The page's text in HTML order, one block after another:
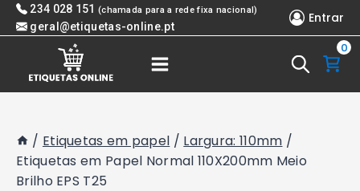
Skip 234 028 151 (chamada para a rede fixa nacional)
geral@etiquetas-online.pt
Entrar
0
/ Etiquetas em papel / Largura: 110mm /
Etiquetas em Papel Normal 110X200mm Meio
Brilho EPS T25